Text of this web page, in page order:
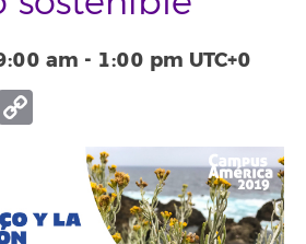
am - 1:00 pm UTC+0